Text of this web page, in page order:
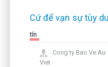
Cứ để vạn sự tùy
tín
Cong ty Bao Ve Au
Viet